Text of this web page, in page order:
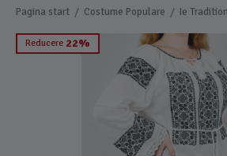
Pagina start / Costume Populare / Ie
Reducere 22%